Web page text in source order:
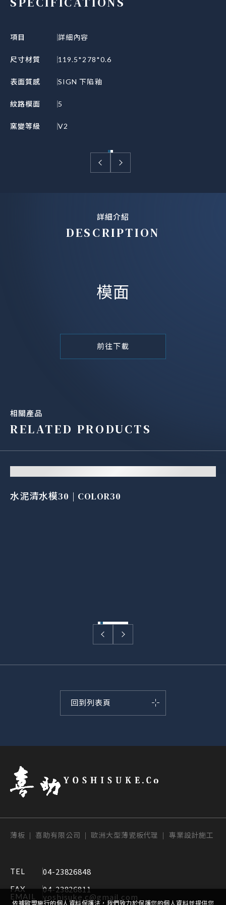
項目 詳細內容
尺寸材質 119.5*278*0.6
表面質感 SIGN 下陷釉
紋路模面 5
窯變等級 V2
詳細介紹
DESCRIPTION
模面
前往下載
相關產品
RELATED PRODUCTS
回到列表頁
薄板 | 喜助有限公司 | 歐洲大型薄瓷板代理 | 專業設計施工
TEL 04-23826848
FAX 04-23826811
EMAIL yoshisuke.c@gmail.com